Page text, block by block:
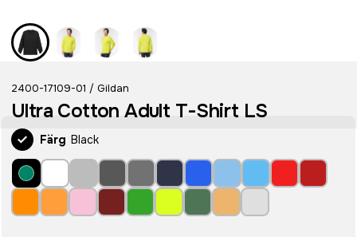
2400-17109-01 / Gildan
Ultra Cotton Adult T-Shirt LS
Färg Black